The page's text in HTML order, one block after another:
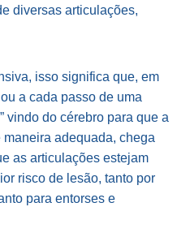
diversas articulações,
isso significa que, em
a cada passo de uma
vindo do cérebro para que a
adequada, chega
as articulações estejam
risco de lesão, tanto por
para entorses e